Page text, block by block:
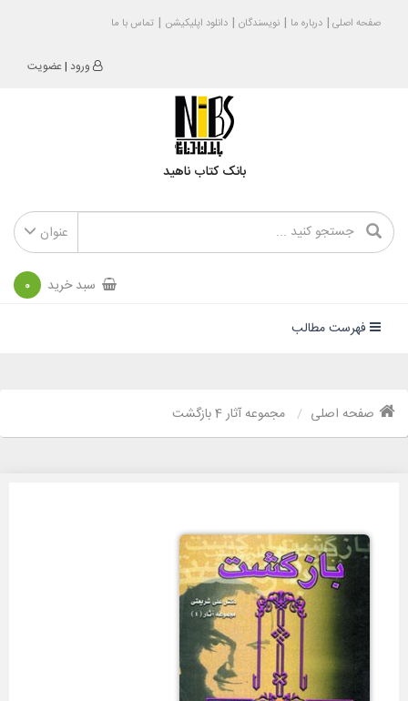
صفحه اصلی درباره ما نویسندگان دانلود اپلیکیشن تماس با ما
ورود |عضویت
بانک کتاب ناهید
عنوان
سبد خرید 0
فهرست مطالب
صفحه اصلی مجموعه آثار 4 بازگشت